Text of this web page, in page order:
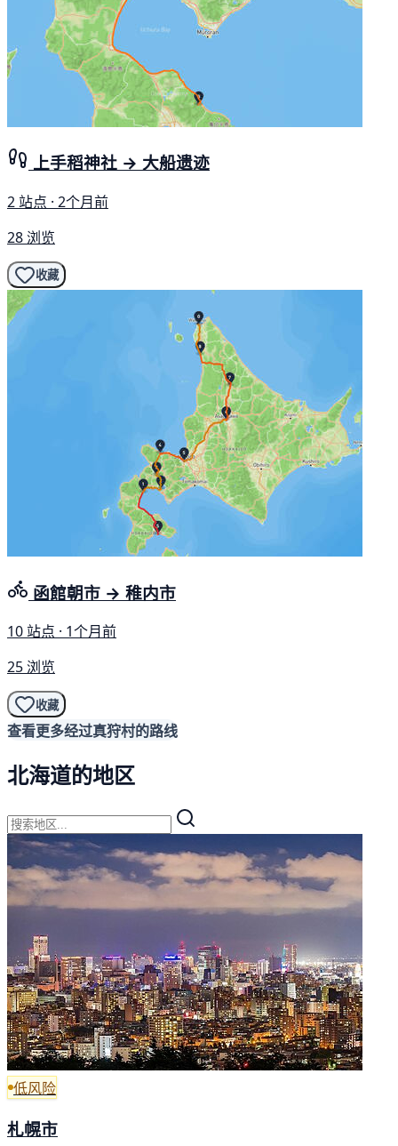
上手稻神社 → 大船遗迹
2 站点 · 2个月前
28 浏览
收藏
函館朝市 → 稚内市
10 站点 · 1个月前
25 浏览
收藏
查看更多经过真狩村的路线
北海道的地区
低风险
札幌市